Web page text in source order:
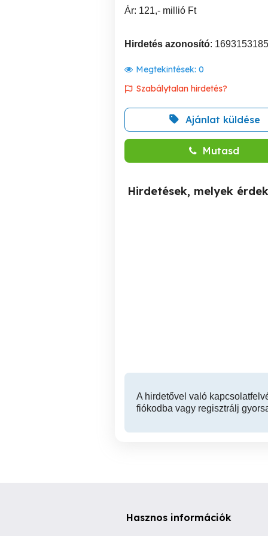
Ár: 121,- millió Ft
Hirdetés azonosító: 1693153185
Megtekintések: 0
Szabálytalan hirdetés?
Ajánlat küldése
Mutasd
Hirdetések, melyek
A hirdetővel való
fiókodba vagy regisztrálj
Hasznos információk